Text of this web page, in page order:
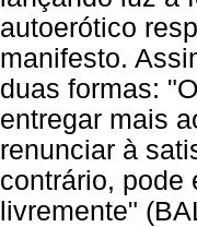
autoerótico
manifesto.
duas formas:
entregar mais
renunciar à
contrário, pode
livremente"